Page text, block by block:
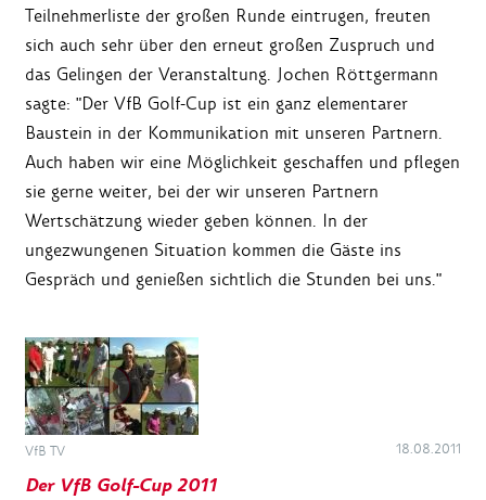
Teilnehmerliste der großen Runde eintrugen, freuten
sich auch sehr über den erneut großen Zuspruch und
das Gelingen der Veranstaltung. Jochen Röttgermann
sagte: "Der VfB Golf-Cup ist ein ganz elementarer
Baustein in der Kommunikation mit unseren Partnern.
Auch haben wir eine Möglichkeit geschaffen und pflegen
sie gerne weiter, bei der wir unseren Partnern
Wertschätzung wieder geben können. In der
ungezwungenen Situation kommen die Gäste ins
Gespräch und genießen sichtlich die Stunden bei uns."
VfB TV 18.08.2011
Der VfB Golf-Cup 2011